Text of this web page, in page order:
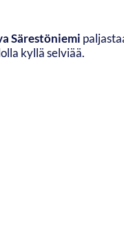
Särestöniemi
kyllä selviää.